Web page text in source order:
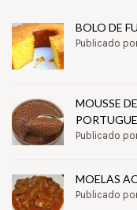
BOLO DE
Publicado
MOUSSE
Publicado
MOELAS
Publicado